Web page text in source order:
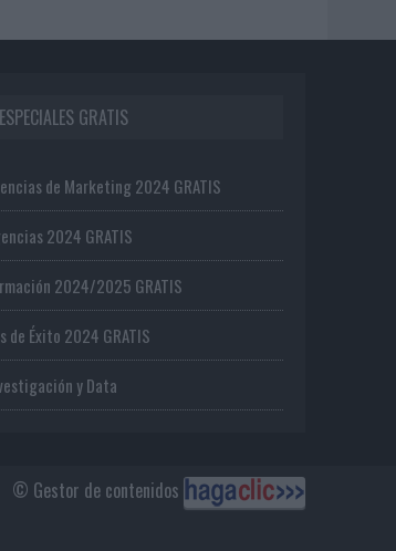
GRATIS
de Marketing 2024 GRATIS
2024 GRATIS
2024/2025 GRATIS
de Éxito 2024 GRATIS
y Data
© Gestor de contenidos